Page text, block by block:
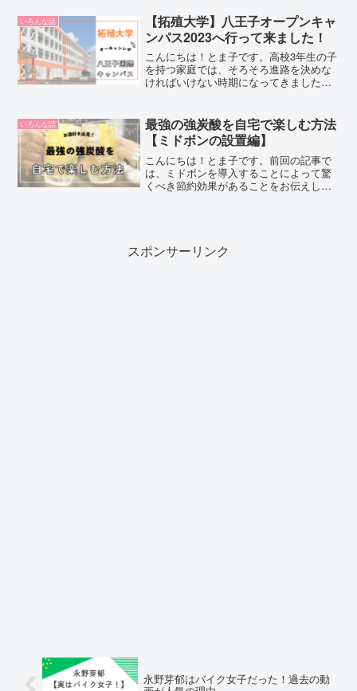
入することが出来ます。3ステップで紹介
しますので、ぜひ参考に...
いろんな話
【拓殖大学】八王子オープンキャ
ンパス2023へ行って来ました！
こんにちは！とま子です。高校3年生の子
を持つ家庭では、そろそろ進路を決めな
ければいけない時期になってきました。
目線でレポートしたいと思います！オー
プンキャンパスの...
いろんな話
最強の強炭酸を自宅で楽しむ方法
【ミドボンの設置編】
こんにちは！とま子です。前回の記事で
は、ミドボンを導入することによって驚
くべき節約効果があることをお伝えしま
スポンサーリンク
永野芽郁はバイク女子だった！過去の動